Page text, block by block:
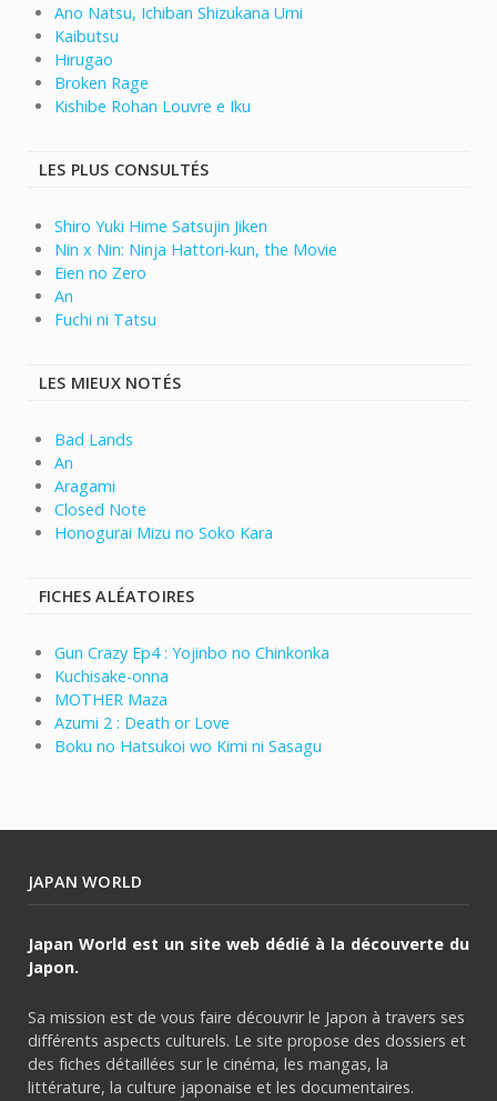
Ano Natsu, Ichiban Shizukana Umi
Kaibutsu
Hirugao
Broken Rage
Kishibe Rohan Louvre e Iku
LES PLUS CONSULTÉS
Shiro Yuki Hime Satsujin Jiken
Nin x Nin: Ninja Hattori-kun, the Movie
Eien no Zero
An
Fuchi ni Tatsu
LES MIEUX NOTÉS
Bad Lands
An
Aragami
Closed Note
Honogurai Mizu no Soko Kara
FICHES ALÉATOIRES
Gun Crazy Ep4 : Yojinbo no Chinkonka
Kuchisake-onna
MOTHER Maza
Azumi 2 : Death or Love
Boku no Hatsukoi wo Kimi ni Sasagu
JAPAN WORLD
Japan World est un site web dédié à la découverte du
Japon.
Sa mission est de vous faire découvrir le Japon à travers ses
différents aspects culturels. Le site propose des dossiers et
des fiches détaillées sur le cinéma, les mangas, la
littérature, la culture japonaise et les documentaires.